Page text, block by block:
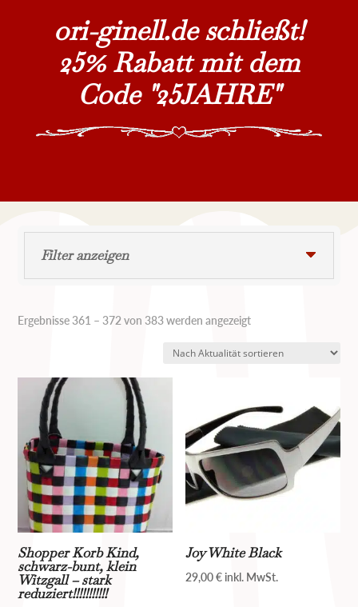
ori-ginell.de schließt!
25% Rabatt mit dem
Code "25JAHRE"
Filter anzeigen
Ergebnisse 361 – 372 von 383 werden angezeigtNach
Shopper Korb Kind,
schwarz-bunt, klein
Witzgall – stark
reduziert!!!!!!!!!!!
Joy White Black
29,00€ inkl. MwSt.